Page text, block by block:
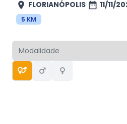
FLORIANÓPOLIS 11/11/
5 KM